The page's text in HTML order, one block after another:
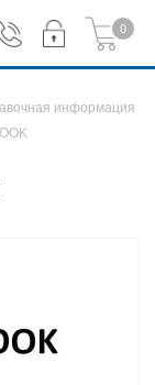
0
информация